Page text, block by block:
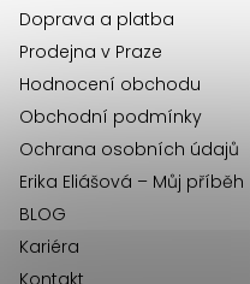
Doprava a platba
Prodejna v Praze
Hodnocení obchodu
Obchodní podmínky
Ochrana osobních údajů
Erika Eliášová – Můj příběh
BLOG
Kariéra
Kontakt